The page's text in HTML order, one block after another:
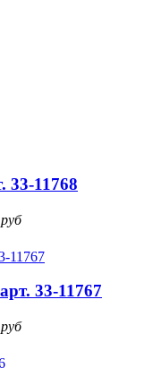
33-11768
руб
33-11767
руб